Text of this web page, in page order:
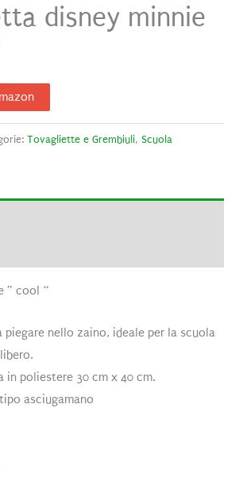
disney minnie
Tovagliette e Grembiuli, Scuola
” cool “
piegare nello zaino, ideale per la scuola
in poliestere 30 cm x 40 cm.
asciugamano